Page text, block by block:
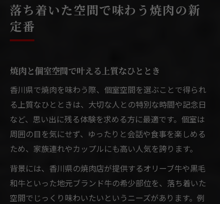
落ち着いた空間で味わう焼肉の新
定番
焼肉と個室空間で叶える上質なひととき
香川県で焼肉を味わう際、個室空間を選ぶことで得られ
る上質なひとときは、大切な人との特別な時間や記念日
など、思い出に残る体験を求める方に最適です。個室は
周囲の目を気にせず、ゆったりと会話や食事を楽しめる
ため、家族連れやカップルにも高い人気を誇ります。
背景には、香川県の焼肉店が提供するオリーブ牛や黒毛
和牛といった地元ブランド牛の希少部位を、落ち着いた
空間でじっくり味わいたいというニーズがあります。例